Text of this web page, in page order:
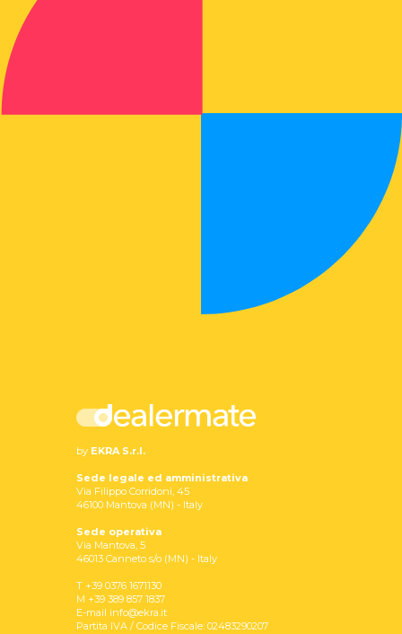
by EKRA S.r.l.
Sede legale ed amministrativa
Via Filippo Corridoni, 45
46100 Mantova (MN) - Italy
Sede operativa
Via Mantova, 5
46013 Canneto s/o (MN) - Italy
T +39 0376 1671130
M +39 389 857 1837
E-mail info@ekra.it
Partita IVA / Codice Fiscale: 02483290207